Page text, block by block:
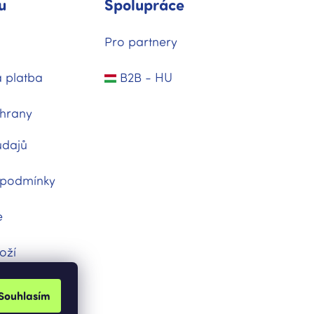
platba
Spolupráce
Pro partnery
B2B - HU